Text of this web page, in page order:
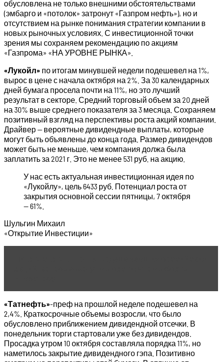
обусловлена не только внешними обстоятельствами
(эмбарго и «потолок» затронут «Газпром нефть»), но и
отсутствием на рынке понимания стратегии компании в
новых рыночных условиях. С инвестиционной точки
зрения мы сохраняем рекомендацию по акциям
«Газпрома» «НА УРОВНЕ РЫНКА».
«Лукойл» по итогам минувшей недели подешевел на 1%,
вырос в цене с начала октября на 2%. За 30 календарных
дней бумага просела почти на 11%, но это лучший
результат в секторе. Средний торговый объем за 20 дней
на 30% выше среднего показателя за 3 месяца. Сохраняем
позитивный взгляд на перспективы роста акций компании.
Драйвер — вероятные дивидендные выплаты, которые
могут быть объявлены до конца года. Размер дивидендов
может быть не меньше, чем компания должа была
заплатить за 2021 г. Это не менее 531 руб. на акцию.
У нас есть актуальная инвестиционная идея по
«Лукойлу», цель 6433 руб. Потенциал роста от
закрытия основной сессии пятницы, 7 октября
— 61%.
Шульгин Михаил
«Открытие Инвестиции»
«Татнефть»-преф на прошлой неделе подешевел на
2,4%. Краткосрочные объемы возросли, что было
обусловлено приближением дивидендной отсечки. В
понедельник торги стартовали уже без дивидендов.
Просадка утром 10 октября составляла порядка 11%, но
наметилось закрытие дивидендного гэпа. Позитивно